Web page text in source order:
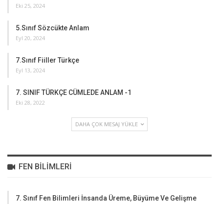
Eki 25, 2024
5.Sınıf Sözcükte Anlam
Eyl 20, 2024
7.Sınıf Fiiller Türkçe
Eyl 13, 2024
7. SINIF TÜRKÇE CÜMLEDE ANLAM -1
Eki 28, 2022
DAHA ÇOK MESAJ YÜKLE
FEN BILIMLERI
7. Sınıf Fen Bilimleri İnsanda Üreme, Büyüme Ve Gelişme